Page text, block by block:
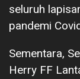
seluruh
pandemi
Sementara,
Herry FF